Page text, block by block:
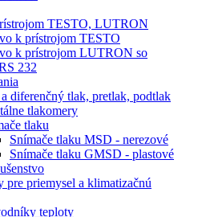
TESTO, LUTRON
k prístrojom TESTO
k prístrojom LUTRON so
232
diferenčný tlak, pretlak, podtlak
tlakomery
tlaku
Snímače tlaku MSD - nerezové
Snímače tlaku GMSD - plastové
pre priemysel a klimatizačnú
teploty